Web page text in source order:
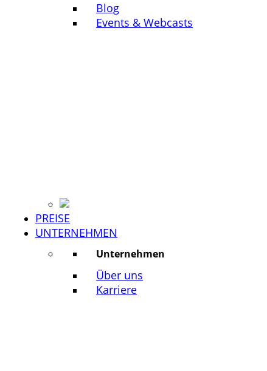
Blog
Events & Webcasts
PREISE
UNTERNEHMEN
Unternehmen
Über uns
Karriere